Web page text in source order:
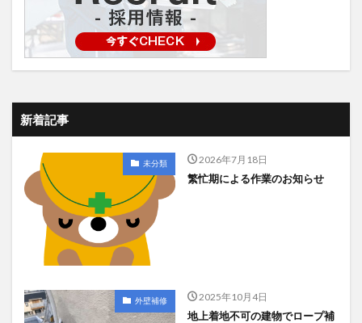
新着記事
未分類 2026年7月18日
繁忙期による作業のお知らせ
外壁補修 2025年10月4日
地上着地不可の建物でロープ補